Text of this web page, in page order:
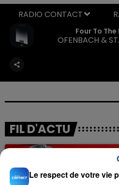
Four To
OFENBACH &
FIL D'ACTU
Le respect de votre vie